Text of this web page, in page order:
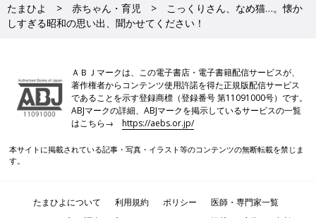
たまひよ 赤ちゃん・育児
こっくりさん、なめ猫…。懐か
しすぎる昭和の思い出、聞かせてください！
ＡＢＪマークは、この電子書店・電子書籍配信サービスが、
著作権者からコンテンツ使用許諾を得た正規版配信サービス
であることを示す登録商標（登録番号 第11091000号）です。
ABJマークの詳細、ABJマークを掲示しているサービスの一覧
はこちら→https://aebs.or.jp/
本サイトに掲載されている記事・写真・イラスト等のコンテンツの無断転載を禁じま
す。
たまひよについて 利用規約 ポリシー
医師・専門家一覧